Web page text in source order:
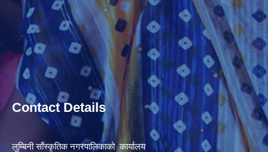
Contact Details
लुम्बिनी साँस्कृतिक नगरपालिकाको कार्यालय